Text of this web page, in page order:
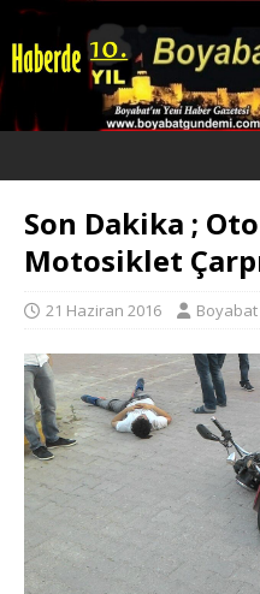
Son Dakika ;
Motosiklet
21 Haziran 2016